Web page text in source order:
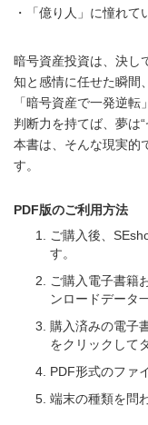
・「億り人」に憧れ
暗号資産投資は、決し
知と感情に任せた瞬間
「暗号資産で一発逆
判断力を持てば、夢は“
本書は、そんな現実的
す。
PDF版のご利用方法
ご購入後、
す。
ご購入電子書籍
ンロードデータ
購入済みの電子
をクリックして
PDF形式のファ
端末の種類を問